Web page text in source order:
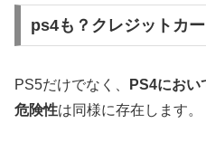
ps4も？クレジットカ
PS5だけでなく、
PS4におい
危険性は同様に存在します。